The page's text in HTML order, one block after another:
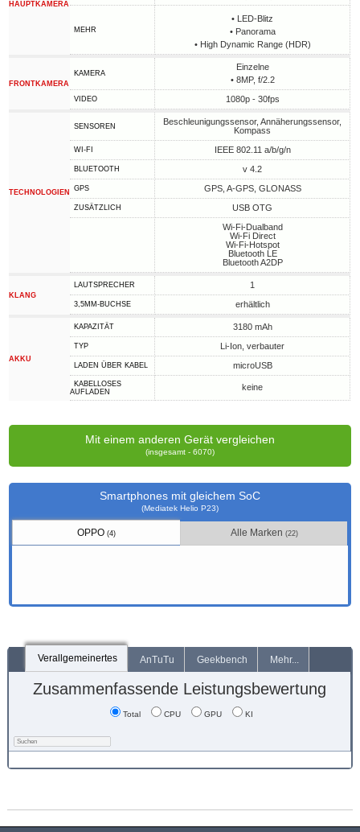
HAUPTKAMERA
MEHR
• LED-Blitz
• Panorama
• High Dynamic Range (HDR)
FRONTKAMERA
KAMERA
Einzelne
• 8MP, f/2.2
VIDEO 1080p - 30fps
TECHNOLOGIEN
SENSOREN
Beschleunigungssensor, Annäherungssensor,
Kompass
WI-FI IEEE 802.11 a/b/g/n
BLUETOOTH v 4.2
GPS GPS, A-GPS, GLONASS
ZUSÄTZLICH
USB OTG
Wi-Fi-Dualband
Wi-Fi Direct
Wi-Fi-Hotspot
Bluetooth LE
Bluetooth A2DP
KLANG
LAUTSPRECHER 1
3,5MM-BUCHSE erhältlich
AKKU
KAPAZITÄT 3180 mAh
TYP Li-Ion, verbauter
LADEN ÜBER KABEL microUSB
KABELLOSES
AUFLADEN
keine
Mit einem anderen Gerät vergleichen
(insgesamt - 6070)
Smartphones mit gleichem SoC
(Mediatek Helio P23)
OPPO(4) Alle Marken (22)
Verallgemeinertes AnTuTu Geekbench Mehr...
Zusammenfassende Leistungsbewertung
Total CPU GPU KI